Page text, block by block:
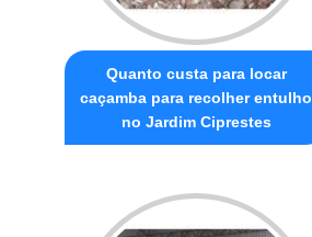
Quanto custa para locar
caçamba para recolher entulho
no Jardim Ciprestes